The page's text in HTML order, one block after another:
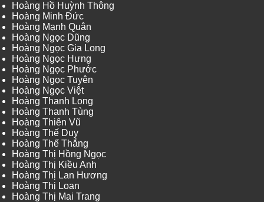
Hoàng Hồ Huỳnh Thông
Hoàng Minh Đức
Hoàng Mạnh Quân
Hoàng Ngọc Dũng
Hoàng Ngọc Gia Long
Hoàng Ngọc Hưng
Hoàng Ngọc Phước
Hoàng Ngọc Tuyên
Hoàng Ngọc Việt
Hoàng Thanh Long
Hoàng Thanh Tùng
Hoàng Thiên Vũ
Hoàng Thế Duy
Hoàng Thế Thắng
Hoàng Thị Hồng Ngọc
Hoàng Thị Kiều Anh
Hoàng Thị Lan Hương
Hoàng Thị Loan
Hoàng Thị Mai Trang